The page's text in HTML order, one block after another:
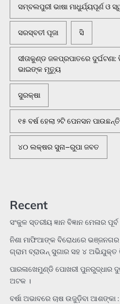
ସମ୍ବଲପୁରୀ ଭାଷା ମାଧୁର୍ଯ୍ୟପୂର୍ଣ ଓ
ସରସ୍ବତୀ ପୂଜା ସି
ସୀତାକୁଣ୍ଡ ଜଳପ୍ରପାତରେ
ଭାଇଙ୍କ ମୃତ୍ୟୁ
ସୁରକ୍ଷା
୧୫ ବର୍ଷ ହେଲା ୨ଟି ପେନସନ
୪୦ ଲକ୍ଷର ସୁନା–ରୁପା ଜବତ
Recent
ସଂକୁଳ ସ୍ତରୀୟ ଜ୍ଞାନ ବିଜ୍ଞାନ ମେଳାର
ନିଶା ମାଫିଆଙ୍କ ବିରୋଧରେ
ଗ୍ରାମ ବ୍ରାଉନ୍ ସୁଗାର ସହ ୪
ପାରଳାଖେମୁଣ୍ଡି ପୋଖରୀ ପୁନରୁଦ୍ଧାର
ଅଟକ ।
ବର୍ଷା ଅଭାବରେ ଚାଷ ଉଜୁଡ଼ିବା